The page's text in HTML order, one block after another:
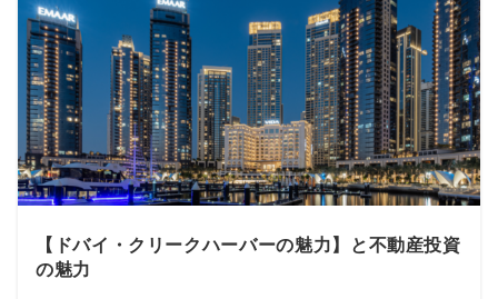
【ドバイ・クリークハーバーの魅力】と不動産投資
の魅力